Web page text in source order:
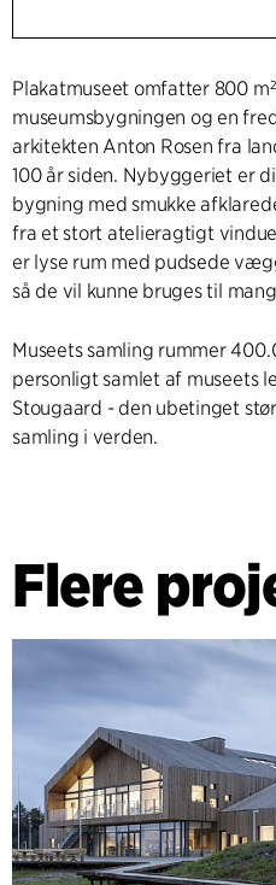
Plakatmuseet omfatter 800
museumsbygningen og en
arkitekten Anton Rosen fra
100 år siden. Nybyggeriet er
bygning med smukke
fra et stort atelieragtigt
er lyse rum med pudsede
så de vil kunne bruges til
Museets samling rummer
personligt samlet af museets
Stougaard - den ubetinget
samling i verden.
Flere